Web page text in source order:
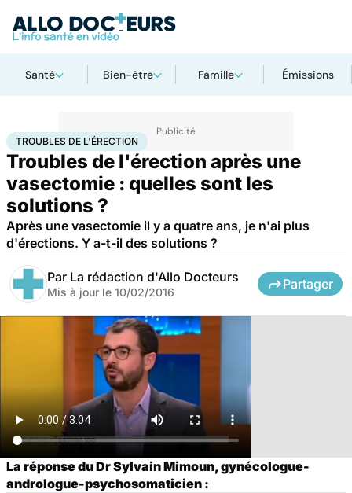
Santé Bien-être Famille Émissions
AccueilBien-être SexoTroubles de l'érection
TROUBLES DE L'ÉRECTION
Troubles de l'érection après une
vasectomie : quelles sont les
solutions ?
Après une vasectomie il y a quatre ans, je n'ai plus
d'érections. Y a-t-il des solutions ?
Par La rédaction d'Allo Docteurs
Mis à jour le 10/02/2016
Partager
La réponse du Dr Sylvain Mimoun, gynécologue-
andrologue-psychosomaticien :